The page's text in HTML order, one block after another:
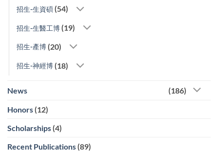
招生-生資碩 (54)
招生-生醫工博 (19)
招生-產博 (20)
招生-神經博 (18)
News (186)
Honors (12)
Scholarships (4)
Recent Publications (89)